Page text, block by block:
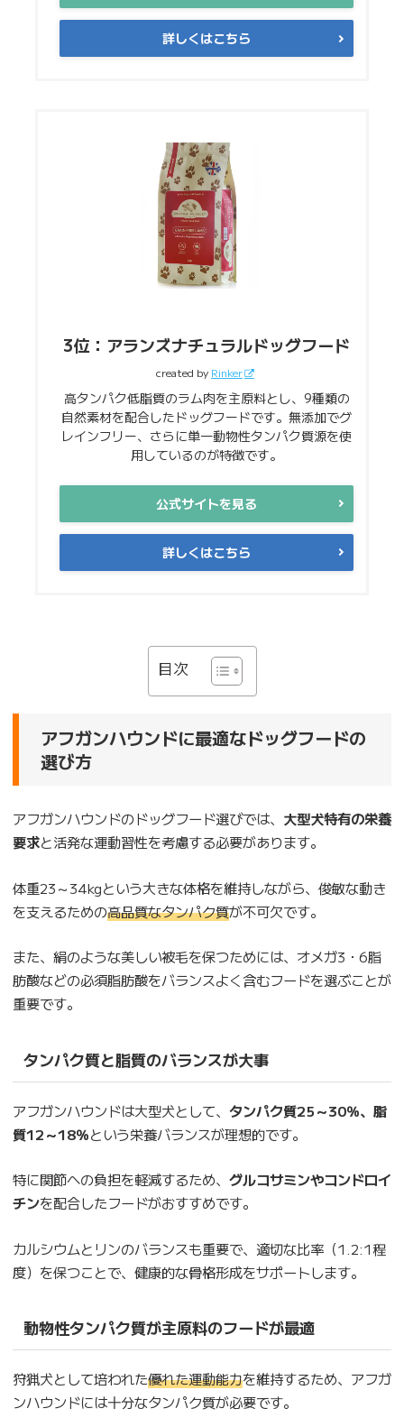
詳しくはこちら
3位：アランズナチュラルドッグフード
created by Rinker
高タンパク低脂質のラム肉を主原料とし、9種類の
自然素材を配合したドッグフードです。無添加でグ
レインフリー、さらに単一動物性タンパク質源を使
用しているのが特徴です。
公式サイトを見る
詳しくはこちら
目次
アフガンハウンドに最適なドッグフードの
選び方
アフガンハウンドのドッグフード選びでは、 大型犬特有の栄養
要求と活発な運動習性を考慮する必要があります。
体重23～34kgという大きな体格を維持しながら、俊敏な動き
を支えるための高品質なタンパク質が不可欠です。
また、絹のような美しい被毛を保つためには、オメガ3・6脂
肪酸などの必須脂肪酸をバランスよく含むフードを選ぶことが
重要です。
タンパク質と脂質のバランスが大事
アフガンハウンドは大型犬として、 タンパク質25～30％、脂
質12～18％という栄養バランスが理想的です。
特に関節への負担を軽減するため、 グルコサミンやコンドロイ
チンを配合したフードがおすすめです。
カルシウムとリンのバランスも重要で、適切な比率（1.2:1程
度）を保つことで、健康的な骨格形成をサポートします。
動物性タンパク質が主原料のフードが最適
狩猟犬として培われた優れた運動能力を維持するため、アフガ
ンハウンドには十分なタンパク質が必要です。